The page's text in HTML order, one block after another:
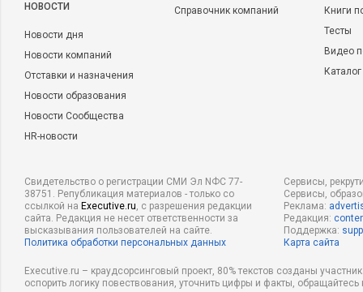
НОВОСТИ
Новости дня
Новости компаний
Отставки и назначения
Новости образования
Новости Сообщества
HR-новости
Справочник компаний
Книги
Тесты
Видео
Свидетельство о регистрации СМИ Эл NФС 77-
38751. Републикация материалов - только со
ссылкой на Executive.ru, с разрешения редакции
сайта. Редакция не несет ответственности за
высказывания пользователей на сайте.
Политика обработки персональных данных
Сервисы,
Сервисы,
Реклама:
Редакция:
Поддержка:
Карта сайта
Executive.ru – краудсорсинговый проект, 80% текстов созданы
оспорить логику повествования, уточнить цифры и факты,